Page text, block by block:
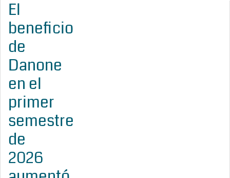
El
beneficio
de
Danone
en el
primer
semestre
de
2026